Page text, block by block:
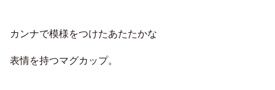
カンナで模様をつけたあたたかな
表情を持つマグカップ。